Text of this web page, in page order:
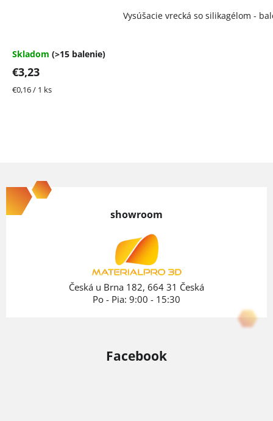
Vysúšacie vrecká so silikagélom -
Skladom (>15 balenie)
€3,23
Jednotková
€0,16 / 1 ks
á
p
showroom
Česká u Brna 182, 664 31 Česká
Po - Pia: 9:00 - 15:30
Facebook